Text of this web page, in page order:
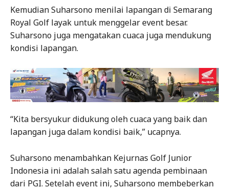
Kemudian Suharsono menilai lapangan di Semarang
Royal Golf layak untuk menggelar event besar.
Suharsono juga mengatakan cuaca juga mendukung
kondisi lapangan.
“Kita bersyukur didukung oleh cuaca yang baik dan
lapangan juga dalam kondisi baik,” ucapnya.
Suharsono menambahkan Kejurnas Golf Junior
Indonesia ini adalah salah satu agenda pembinaan
dari PGI. Setelah event ini, Suharsono membeberkan